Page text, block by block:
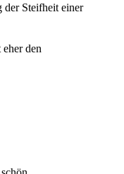
der Steifheit einer
den